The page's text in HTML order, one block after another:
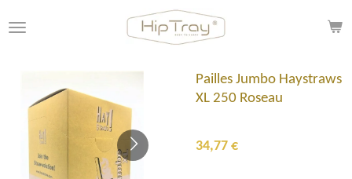
Hauptinhalt
Pailles Jumbo Haystraws
XL 250 Roseau
34,77 €